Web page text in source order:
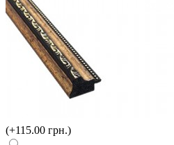
(+115.00 грн.)